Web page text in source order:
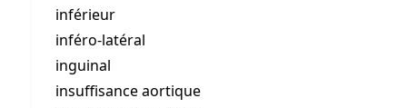
inférieur
inféro-latéral
inguinal
insuffisance aortique